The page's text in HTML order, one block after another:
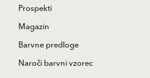
Prospekti
Magazin
Barvne predloge
Naroči barvni vzorec